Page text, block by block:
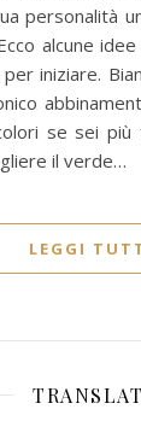
personalità
alcune
iniziare.
se sei più
il verde…
LEGGI